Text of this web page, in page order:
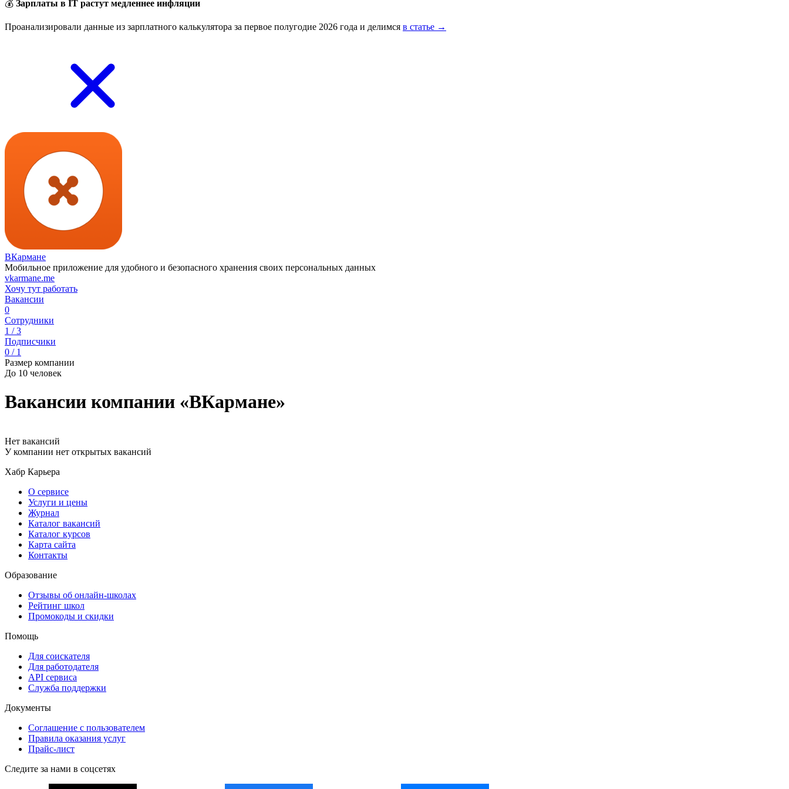
💰 Зарплаты в IT растут медленнее инфляции
Проанализировали данные из зарплатного калькулятора за первое полугодие 2026 года и делимся в статье →
ВКармане
Мобильное приложение для удобного и безопасного хранения своих персональных данных
vkarmane.me
Хочу тут работать
Вакансии
0
Сотрудники
1 / 3
Подписчики
0 / 1
Размер компании
До 10 человек
Вакансии компании «ВКармане»
Нет вакансий
У компании нет открытых вакансий
Хабр Карьера
О сервисе
Услуги и цены
Журнал
Каталог вакансий
Каталог курсов
Карта сайта
Контакты
Образование
Отзывы об онлайн-школах
Рейтинг школ
Промокоды и скидки
Помощь
Для соискателя
Для работодателя
API сервиса
Служба поддержки
Документы
Соглашение с пользователем
Правила оказания услуг
Прайс-лист
Следите за нами в соцсетях